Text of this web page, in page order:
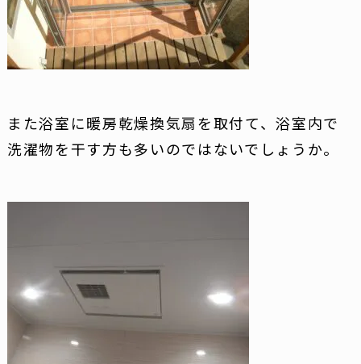
また浴室に暖房乾燥換気扇を取付て、浴室内で
洗濯物を干す方も多いのではないでしょうか。